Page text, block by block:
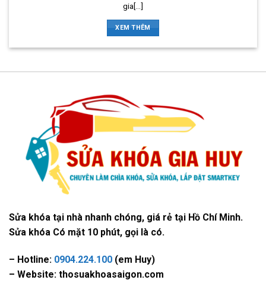
gia[...]
XEM THÊM
Sửa khóa tại nhà nhanh chóng, giá rẻ tại Hồ Chí Minh.
Sửa khóa Có mặt 10 phút, gọi là có.
– Hotline: 0904.224.100 (em Huy)
– Website: thosuakhoasaigon.com